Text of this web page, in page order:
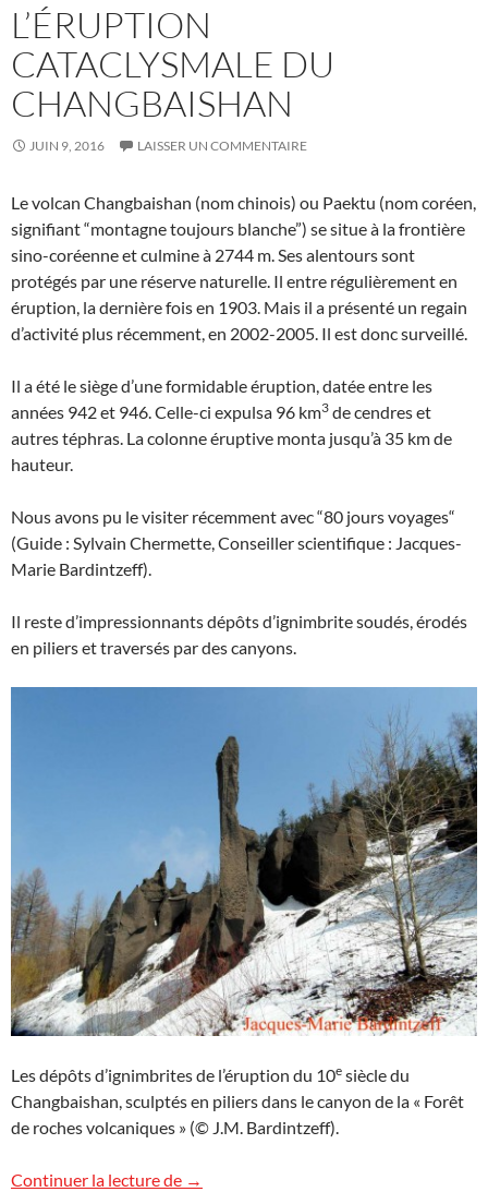
L’ÉRUPTION
CATACLYSMALE DU
CHANGBAISHAN
JUIN 9, 2016 LAISSER UN COMMENTAIRE
Le volcan Changbaishan (nom chinois) ou Paektu (nom coréen,
signifiant “montagne toujours blanche”) se situe à la frontière
sino-coréenne et culmine à 2744 m. Ses alentours sont
protégés par une réserve naturelle. Il entre régulièrement en
éruption, la dernière fois en 1903. Mais il a présenté un regain
d’activité plus récemment, en 2002-2005. Il est donc surveillé.
Il a été le siège d’une formidable éruption, datée entre les
années 942 et 946. Celle-ci expulsa 96 km3 de cendres et
autres téphras. La colonne éruptive monta jusqu’à 35 km de
hauteur.
Nous avons pu le visiter récemment avec “80 jours voyages“
(Guide : Sylvain Chermette, Conseiller scientifique : Jacques-
Marie Bardintzeff).
Il reste d’impressionnants dépôts d’ignimbrite soudés, érodés
en piliers et traversés par des canyons.
Les dépôts d’ignimbrites de l’éruption du 10e siècle du
Changbaishan, sculptés en piliers dans le canyon de la « Forêt
de roches volcaniques » (© J.M. Bardintzeff).
Continuer la lecture de L’éruption cataclysmale du
→